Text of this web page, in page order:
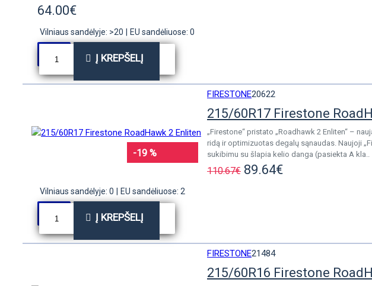
64.00€
Vilniaus sandėlyje: >20 EU sandėliuose: 0
Į KREPŠELĮ
-19 %
FIRESTONE20622
215/60R17 Firestone
„Firestone“ pristato „Roadhawk 2 Enliten“ –
ridą ir optimizuotas degalų sąnaudas. Naujoji
sukibimu su šlapia kelio danga (pasiekta A kla..
110.67€ 89.64€
Vilniaus sandėlyje: 0 EU sandėliuose: 2
Į KREPŠELĮ
FIRESTONE21484
215/60R16 Firestone